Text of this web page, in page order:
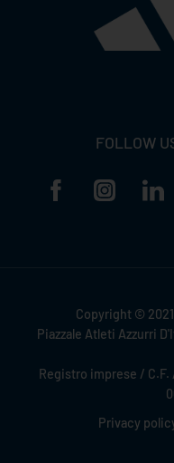
FOLLOW
Copyright ©
Piazzale Atleti Azzurri
Registro imprese / C.F.
Privacy